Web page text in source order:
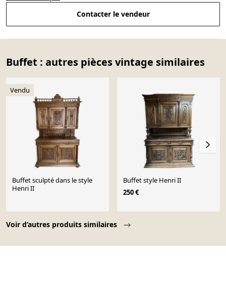
Contacter le vendeur
Buffet : autres pièces vintage similaires
Voir d’autres produits similaires
Vendu
Buffet sculpté dans le style
Henri II
Buffet style Henri II
250 €